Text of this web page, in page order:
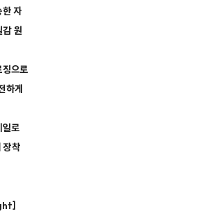
자
감 원
으로
하게
로
장착